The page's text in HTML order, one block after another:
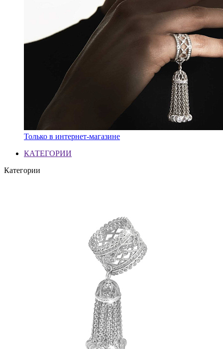
Только в интернет-магазине
КАТЕГОРИИ
Категории